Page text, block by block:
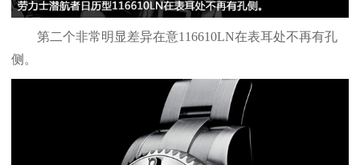
第二个非常明显差异在意116610LN在表耳处不再有孔
侧。